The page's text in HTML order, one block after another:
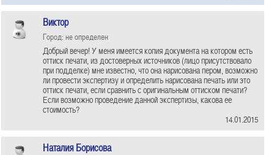
Виктор
Город: не определен
Добрый вечер! У меня имеется копия документа на котором есть
оттиск печати, из достоверных источников (лицо присутствовало
при подделке) мне известно, что она нарисована пером, возможно
ли провести экспертизу и определить нарисована печать или это
оттиск печати, если сравнить с оригинальным оттиском печати?
Если возможно проведение данной экспертизы, какова ее
стоимость?
14.01.2015
Наталия Борисова